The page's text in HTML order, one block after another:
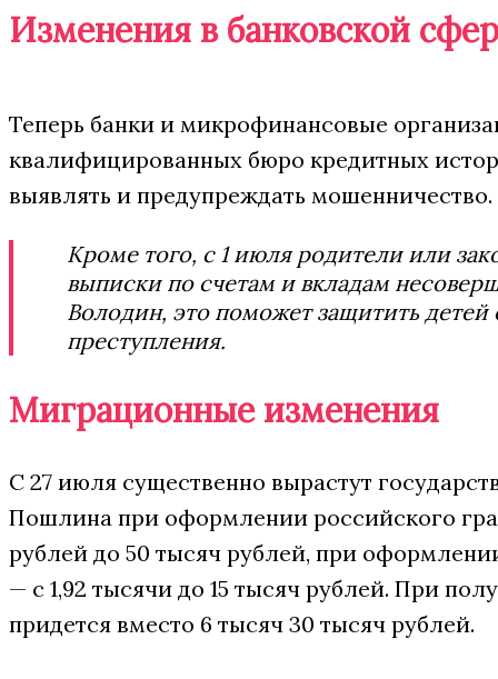
Изменения в банковской
Теперь банки и микрофинансовые
квалифицированных бюро кредитных
выявлять и предупреждать мошенничество.
Кроме того, с 1 июля родители или
выписки по счетам и вкладам
Володин, это поможет защитить
преступления.
Миграционные изменения
C 27 июля существенно вырастут
Пошлина при оформлении российского
рублей до 50 тысяч рублей, при
— с 1,92 тысячи до 15 тысяч рублей. При
придется вместо 6 тысяч 30 тысяч рублей.